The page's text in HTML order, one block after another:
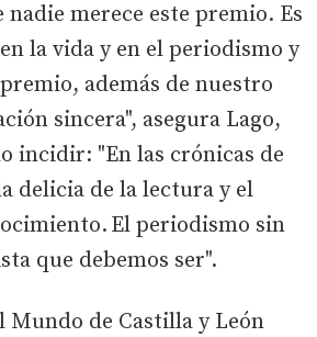
nadie merece este premio. Es
la vida y en el periodismo y
además de nuestro
sincera", asegura Lago,
incidir: "En las crónicas de
delicia de la lectura y el
El periodismo sin
que debemos ser".
Mundo de Castilla y León